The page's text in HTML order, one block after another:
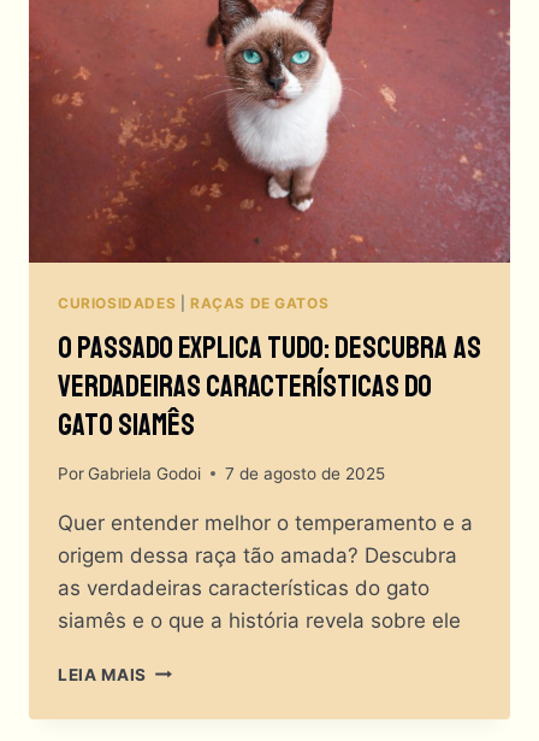
LONGO:
QUEM
GANHA
ESSA
BATALHA
FELINA?
CURIOSIDADES RAÇAS DE GATOS
O Passado Explica Tudo: Descubra As
Verdadeiras Características Do
Gato Siamês
PorGabriela Godoi 7 de agosto de 2025
Quer entender melhor o temperamento e a
origem dessa raça tão amada? Descubra
as verdadeiras características do gato
siamês e o que a história revela sobre ele
LEIA MAIS O
EXPLICA